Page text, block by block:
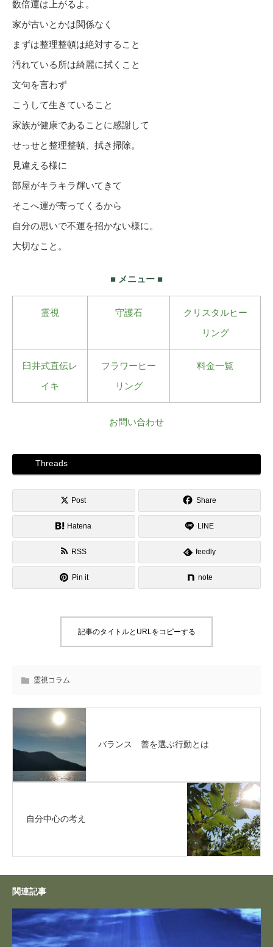
数倍運は上がるよ。
家が古いとかは関係なく
まずは整理整頓は絶対すること
汚れている所は綺麗に拭くこと
文句を言わず
こうして生きていること
家族が健康であることに感謝して
せっせと整理整頓、拭き掃除。
見違える様に
部屋がキラキラ輝いてきて
そこへ運が寄ってくるから
自分の思いで不運を招かない様に。
大切なこと。
■ メニュー ■
霊視 守護石
クリスタルヒー
リング
臼井式直伝レ
イキ
フラワーヒー
リング
料金一覧
お問い合わせ
Threads
Post Share
Hatena LINE
RSS feedly
Pin it note
記事のタイトルとURLをコピーする
霊視コラム
バランス 善を選ぶ行動とは
自分中心の考え
関連記事